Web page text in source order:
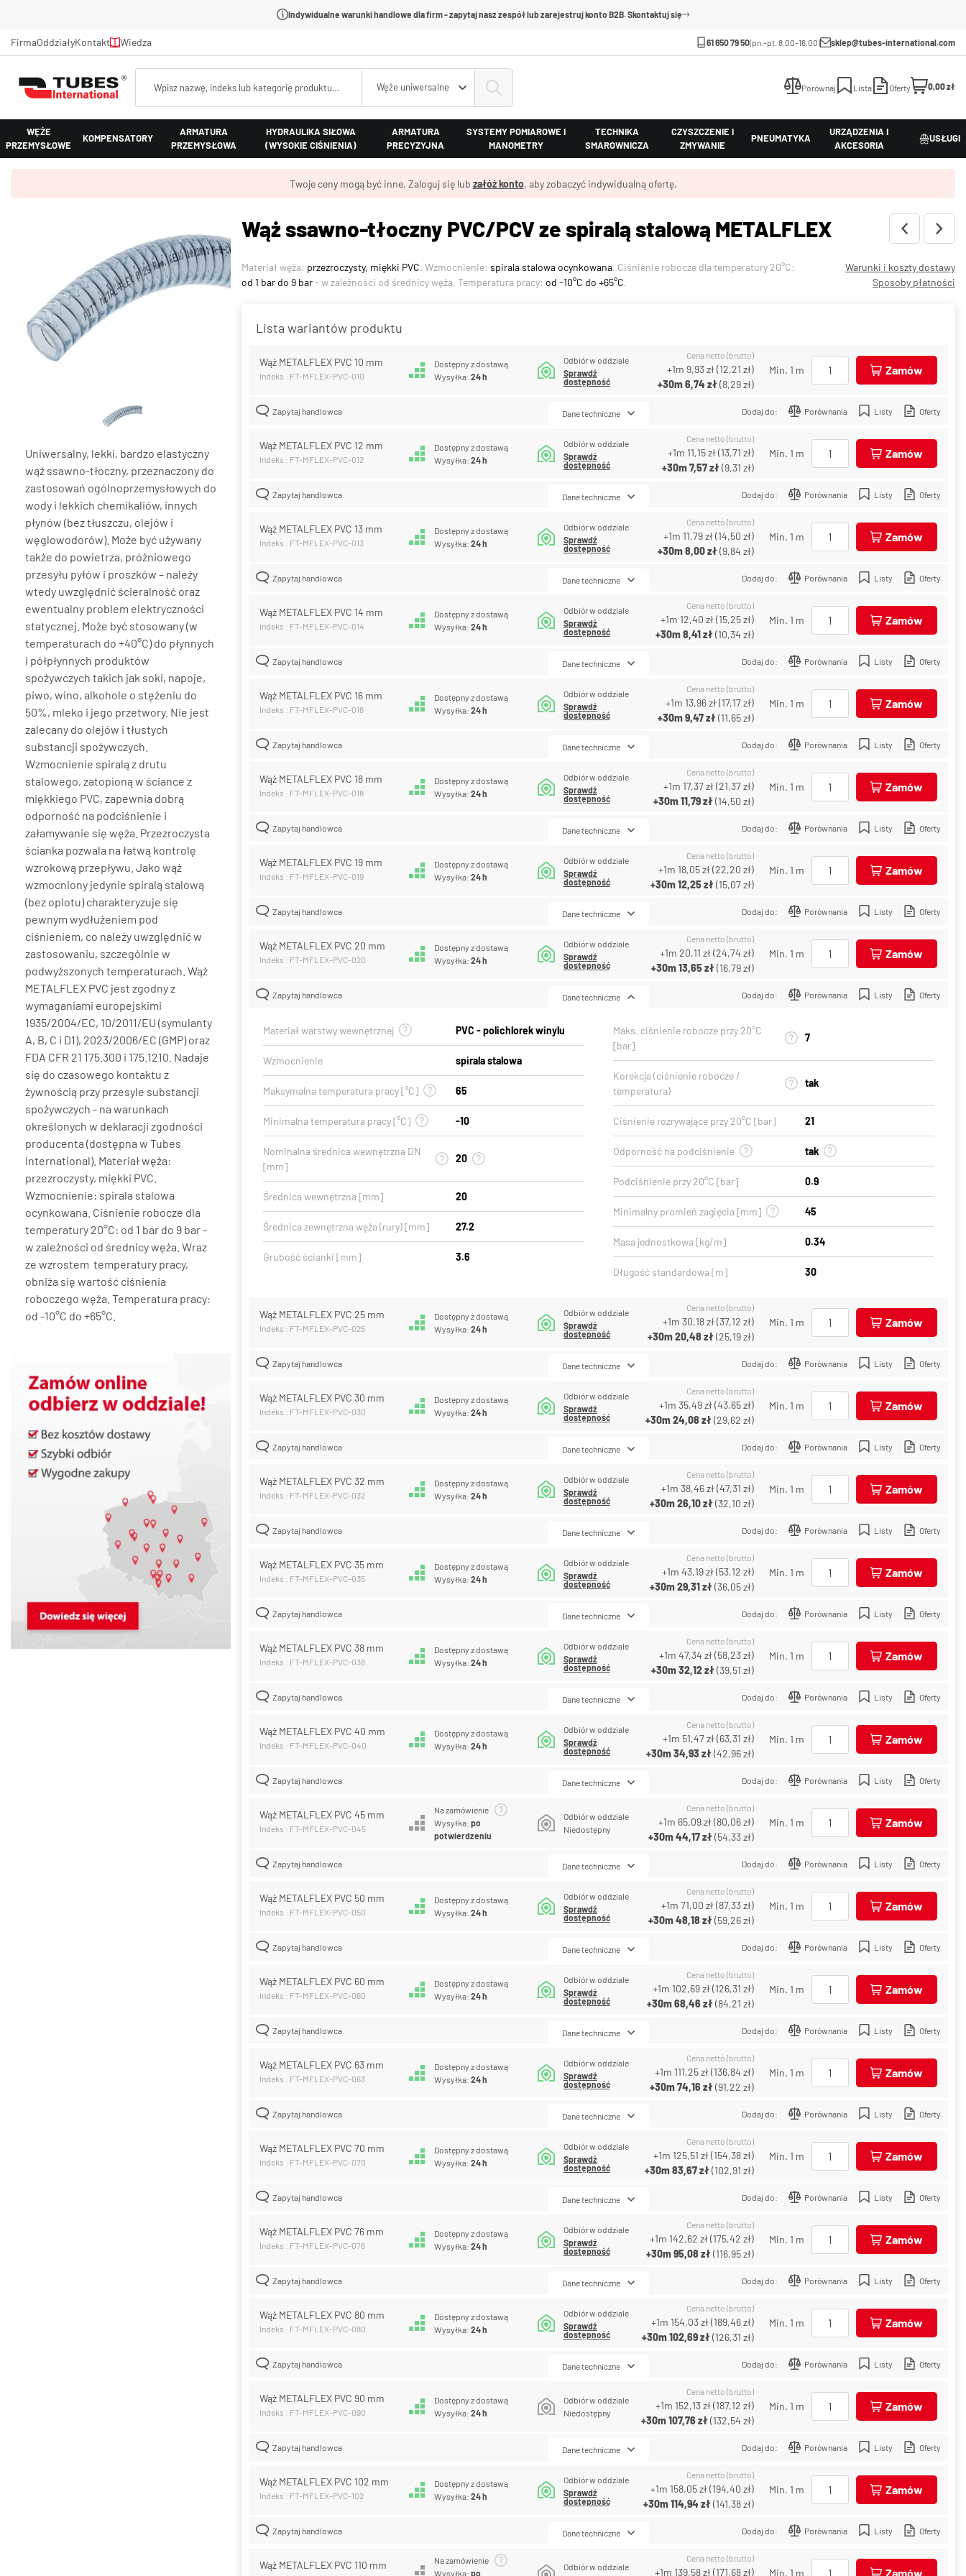
Indywidualne warunki handlowe dla firm - zapytaj nasz zespół lub zarejestruj konto B2B. Skontaktuj się
FirmaOddziałyKontakt Wiedza 61 650 79 50(pn.-pt. 8.00-16.00) sklep@tubes-international.com
Węże uniwersalne Porównaj Lista Oferty 0,00 zł
WĘŻE
PRZEMYSŁOWE
KOMPENSATORY
ARMATURA
PRZEMYSŁOWA
HYDRAULIKA SIŁOWA
(WYSOKIE CIŚNIENIA)
ARMATURA
PRECYZYJNA
SYSTEMY POMIAROWE I
MANOMETRY
TECHNIKA
SMAROWNICZA
CZYSZCZENIE I
ZMYWANIE
PNEUMATYKA
URZĄDZENIA I
AKCESORIA
USŁUGI
Twoje ceny mogą być inne. Zaloguj się lub załóż konto, aby zobaczyć indywidualną ofertę.
Uniwersalny, lekki, bardzo elastyczny
wąż ssawno-tłoczny, przeznaczony do
zastosowań ogólnoprzemysłowych do
wody i lekkich chemikaliów, innych
płynów (bez tłuszczu, olejów i
węglowodorów). Może być używany
także do powietrza, próżniowego
przesyłu pyłów i proszków – należy
wtedy uwzględnić ścieralność oraz
ewentualny problem elektryczności
statycznej. Może być stosowany (w
temperaturach do +40°C) do płynnych
i półpłynnych produktów
spożywczych takich jak soki, napoje,
piwo, wino, alkohole o stężeniu do
50%, mleko i jego przetwory. Nie jest
zalecany do olejów i tłustych
substancji spożywczych.
Wzmocnienie spiralą z drutu
stalowego, zatopioną w ściance z
miękkiego PVC, zapewnia dobrą
odporność na podciśnienie i
załamywanie się węża. Przezroczysta
ścianka pozwala na łatwą kontrolę
wzrokową przepływu. Jako wąż
wzmocniony jedynie spiralą stalową
(bez oplotu) charakteryzuje się
pewnym wydłużeniem pod
ciśnieniem, co należy uwzględnić w
zastosowaniu, szczególnie w
podwyższonych temperaturach. Wąż
METALFLEX PVC jest zgodny z
wymaganiami europejskimi
1935/2004/EC, 10/2011/EU (symulanty
A, B, C i D1), 2023/2006/EC (GMP) oraz
FDA CFR 21 175.300 i 175.1210. Nadaje
się do czasowego kontaktu z
żywnością przy przesyle substancji
spożywczych - na warunkach
określonych w deklaracji zgodności
producenta (dostępna w Tubes
International). Materiał węża:
przezroczysty, miękki PVC.
Wzmocnienie: spirala stalowa
ocynkowana. Ciśnienie robocze dla
temperatury 20°C: od 1 bar do 9 bar -
w zależności od średnicy węża. Wraz
ze wzrostem temperatury pracy,
obniża się wartość ciśnienia
roboczego węża. Temperatura pracy:
od -10°C do +65°C.
Wąż ssawno-tłoczny PVC/PCV ze spiralą stalową METALFLEX
Materiał węża: przezroczysty, miękki PVC. Wzmocnienie: spirala stalowa ocynkowana. Ciśnienie robocze dla temperatury 20°C:
od 1 bar do 9 bar- w zależności od średnicy węża. Temperatura pracy: od -10°C do +65°C.
Warunki i koszty dostawy
Sposoby płatności
Lista wariantów produktu
Wąż METALFLEX PVC 10 mm
Indeks : FT-MFLEX-PVC-010
Dostępny z dostawą
Wysyłka:24 h
Odbiór w oddziale
Sprawdź
dostępność
Cena netto (brutto)
+1m 9,93 zł(12,21 zł)
+30m6,74 zł(8,29 zł)
Min. 1 m Zamów
Zapytaj handlowca Dodaj do: Porównania Listy Oferty
Dane techniczne
Wąż METALFLEX PVC 12 mm
Indeks : FT-MFLEX-PVC-012
Dostępny z dostawą
Wysyłka:24 h
Odbiór w oddziale
Sprawdź
dostępność
Cena netto (brutto)
+1m 11,15 zł(13,71 zł)
+30m7,57 zł(9,31 zł)
Min. 1 m Zamów
Zapytaj handlowca Dodaj do: Porównania Listy Oferty
Dane techniczne
Wąż METALFLEX PVC 13 mm
Indeks : FT-MFLEX-PVC-013
Dostępny z dostawą
Wysyłka:24 h
Odbiór w oddziale
Sprawdź
dostępność
Cena netto (brutto)
+1m 11,79 zł(14,50 zł)
+30m8,00 zł(9,84 zł)
Min. 1 m Zamów
Zapytaj handlowca Dodaj do: Porównania Listy Oferty
Dane techniczne
Wąż METALFLEX PVC 14 mm
Indeks : FT-MFLEX-PVC-014
Dostępny z dostawą
Wysyłka:24 h
Odbiór w oddziale
Sprawdź
dostępność
Cena netto (brutto)
+1m 12,40 zł(15,25 zł)
+30m8,41 zł(10,34 zł)
Min. 1 m Zamów
Zapytaj handlowca Dodaj do: Porównania Listy Oferty
Dane techniczne
Wąż METALFLEX PVC 16 mm
Indeks : FT-MFLEX-PVC-016
Dostępny z dostawą
Wysyłka:24 h
Odbiór w oddziale
Sprawdź
dostępność
Cena netto (brutto)
+1m 13,96 zł(17,17 zł)
+30m9,47 zł(11,65 zł)
Min. 1 m Zamów
Zapytaj handlowca Dodaj do: Porównania Listy Oferty
Dane techniczne
Wąż METALFLEX PVC 18 mm
Indeks : FT-MFLEX-PVC-018
Dostępny z dostawą
Wysyłka:24 h
Odbiór w oddziale
Sprawdź
dostępność
Cena netto (brutto)
+1m 17,37 zł(21,37 zł)
+30m11,79 zł(14,50 zł)
Min. 1 m Zamów
Zapytaj handlowca Dodaj do: Porównania Listy Oferty
Dane techniczne
Wąż METALFLEX PVC 19 mm
Indeks : FT-MFLEX-PVC-019
Dostępny z dostawą
Wysyłka:24 h
Odbiór w oddziale
Sprawdź
dostępność
Cena netto (brutto)
+1m 18,05 zł(22,20 zł)
+30m12,25 zł(15,07 zł)
Min. 1 m Zamów
Zapytaj handlowca Dodaj do: Porównania Listy Oferty
Dane techniczne
Wąż METALFLEX PVC 20 mm
Indeks : FT-MFLEX-PVC-020
Dostępny z dostawą
Wysyłka:24 h
Odbiór w oddziale
Sprawdź
dostępność
Cena netto (brutto)
+1m 20,11 zł(24,74 zł)
+30m13,65 zł(16,79 zł)
Min. 1 m Zamów
Zapytaj handlowca Dodaj do: Porównania Listy Oferty
Dane techniczne
Materiał warstwy wewnętrznej PVC - polichlorek winylu
Wzmocnienie spirala stalowa
Maksymalna temperatura pracy [°C] 65
Minimalna temperatura pracy [°C] -10
Nominalna średnica wewnętrzna DN
[mm]
20
Średnica wewnętrzna [mm] 20
Średnica zewnętrzna węża (rury) [mm] 27.2
Grubość ścianki [mm] 3.6
Maks. ciśnienie robocze przy 20°C
[bar]
7
Korekcja (ciśnienie robocze /
temperatura)
tak
Ciśnienie rozrywające przy 20°C [bar] 21
Odporność na podciśnienie tak
Podciśnienie przy 20°C [bar] 0.9
Minimalny promień zagięcia [mm] 45
Masa jednostkowa [kg/m] 0.34
Długość standardowa [m] 30
Wąż METALFLEX PVC 25 mm
Indeks : FT-MFLEX-PVC-025
Dostępny z dostawą
Wysyłka:24 h
Odbiór w oddziale
Sprawdź
dostępność
Cena netto (brutto)
+1m 30,18 zł(37,12 zł)
+30m20,48 zł(25,19 zł)
Min. 1 m Zamów
Zapytaj handlowca Dodaj do: Porównania Listy Oferty
Dane techniczne
Wąż METALFLEX PVC 30 mm
Indeks : FT-MFLEX-PVC-030
Dostępny z dostawą
Wysyłka:24 h
Odbiór w oddziale
Sprawdź
dostępność
Cena netto (brutto)
+1m 35,49 zł(43,65 zł)
+30m24,08 zł(29,62 zł)
Min. 1 m Zamów
Zapytaj handlowca Dodaj do: Porównania Listy Oferty
Dane techniczne
Wąż METALFLEX PVC 32 mm
Indeks : FT-MFLEX-PVC-032
Dostępny z dostawą
Wysyłka:24 h
Odbiór w oddziale
Sprawdź
dostępność
Cena netto (brutto)
+1m 38,46 zł(47,31 zł)
+30m26,10 zł(32,10 zł)
Min. 1 m Zamów
Zapytaj handlowca Dodaj do: Porównania Listy Oferty
Dane techniczne
Wąż METALFLEX PVC 35 mm
Indeks : FT-MFLEX-PVC-035
Dostępny z dostawą
Wysyłka:24 h
Odbiór w oddziale
Sprawdź
dostępność
Cena netto (brutto)
+1m 43,19 zł(53,12 zł)
+30m29,31 zł(36,05 zł)
Min. 1 m Zamów
Zapytaj handlowca Dodaj do: Porównania Listy Oferty
Dane techniczne
Wąż METALFLEX PVC 38 mm
Indeks : FT-MFLEX-PVC-038
Dostępny z dostawą
Wysyłka:24 h
Odbiór w oddziale
Sprawdź
dostępność
Cena netto (brutto)
+1m 47,34 zł(58,23 zł)
+30m32,12 zł(39,51 zł)
Min. 1 m Zamów
Zapytaj handlowca Dodaj do: Porównania Listy Oferty
Dane techniczne
Wąż METALFLEX PVC 40 mm
Indeks : FT-MFLEX-PVC-040
Dostępny z dostawą
Wysyłka:24 h
Odbiór w oddziale
Sprawdź
dostępność
Cena netto (brutto)
+1m 51,47 zł(63,31 zł)
+30m34,93 zł(42,96 zł)
Min. 1 m Zamów
Zapytaj handlowca Dodaj do: Porównania Listy Oferty
Dane techniczne
Wąż METALFLEX PVC 45 mm
Indeks : FT-MFLEX-PVC-045
Na zamówienie
Wysyłka:po
potwierdzeniu
Odbiór w oddziale
Niedostępny
Cena netto (brutto)
+1m 65,09 zł(80,06 zł)
+30m44,17 zł(54,33 zł)
Min. 1 m Zamów
Zapytaj handlowca Dodaj do: Porównania Listy Oferty
Dane techniczne
Wąż METALFLEX PVC 50 mm
Indeks : FT-MFLEX-PVC-050
Dostępny z dostawą
Wysyłka:24 h
Odbiór w oddziale
Sprawdź
dostępność
Cena netto (brutto)
+1m 71,00 zł(87,33 zł)
+30m48,18 zł(59,26 zł)
Min. 1 m Zamów
Zapytaj handlowca Dodaj do: Porównania Listy Oferty
Dane techniczne
Wąż METALFLEX PVC 60 mm
Indeks : FT-MFLEX-PVC-060
Dostępny z dostawą
Wysyłka:24 h
Odbiór w oddziale
Sprawdź
dostępność
Cena netto (brutto)
+1m 102,69 zł(126,31 zł)
+30m68,46 zł(84,21 zł)
Min. 1 m Zamów
Zapytaj handlowca Dodaj do: Porównania Listy Oferty
Dane techniczne
Wąż METALFLEX PVC 63 mm
Indeks : FT-MFLEX-PVC-063
Dostępny z dostawą
Wysyłka:24 h
Odbiór w oddziale
Sprawdź
dostępność
Cena netto (brutto)
+1m 111,25 zł(136,84 zł)
+30m74,16 zł(91,22 zł)
Min. 1 m Zamów
Zapytaj handlowca Dodaj do: Porównania Listy Oferty
Dane techniczne
Wąż METALFLEX PVC 70 mm
Indeks : FT-MFLEX-PVC-070
Dostępny z dostawą
Wysyłka:24 h
Odbiór w oddziale
Sprawdź
dostępność
Cena netto (brutto)
+1m 125,51 zł(154,38 zł)
+30m83,67 zł(102,91 zł)
Min. 1 m Zamów
Zapytaj handlowca Dodaj do: Porównania Listy Oferty
Dane techniczne
Wąż METALFLEX PVC 76 mm
Indeks : FT-MFLEX-PVC-076
Dostępny z dostawą
Wysyłka:24 h
Odbiór w oddziale
Sprawdź
dostępność
Cena netto (brutto)
+1m 142,62 zł(175,42 zł)
+30m95,08 zł(116,95 zł)
Min. 1 m Zamów
Zapytaj handlowca Dodaj do: Porównania Listy Oferty
Dane techniczne
Wąż METALFLEX PVC 80 mm
Indeks : FT-MFLEX-PVC-080
Dostępny z dostawą
Wysyłka:24 h
Odbiór w oddziale
Sprawdź
dostępność
Cena netto (brutto)
+1m 154,03 zł(189,46 zł)
+30m102,69 zł(126,31 zł)
Min. 1 m Zamów
Zapytaj handlowca Dodaj do: Porównania Listy Oferty
Dane techniczne
Wąż METALFLEX PVC 90 mm
Indeks : FT-MFLEX-PVC-090
Dostępny z dostawą
Wysyłka:24 h
Odbiór w oddziale
Niedostępny
Cena netto (brutto)
+1m 152,13 zł(187,12 zł)
+30m107,76 zł(132,54 zł)
Min. 1 m Zamów
Zapytaj handlowca Dodaj do: Porównania Listy Oferty
Dane techniczne
Wąż METALFLEX PVC 102 mm
Indeks : FT-MFLEX-PVC-102
Dostępny z dostawą
Wysyłka:24 h
Odbiór w oddziale
Sprawdź
dostępność
Cena netto (brutto)
+1m 158,05 zł(194,40 zł)
+30m114,94 zł(141,38 zł)
Min. 1 m Zamów
Zapytaj handlowca Dodaj do: Porównania Listy Oferty
Dane techniczne
Wąż METALFLEX PVC 110 mm
Na zamówienie
Wysyłka:po
Odbiór w oddziale
Cena netto (brutto)
+1m 139,58 zł(171,68 zł) Min. 1 m Zamów